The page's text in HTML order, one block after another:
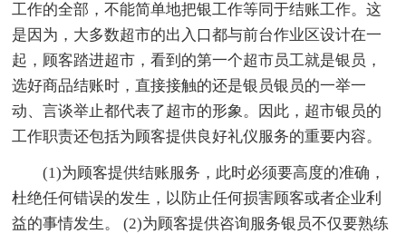
工作的全部，不能简单地把银工作等同于结账工作。这
是因为，大多数超市的出入口都与前台作业区设计在一
起，顾客踏进超市，看到的第一个超市员工就是银员，
选好商品结账时，直接接触的还是银员银员的一举一
动、言谈举止都代表了超市的形象。因此，超市银员的
工作职责还包括为顾客提供良好礼仪服务的重要内容。
(1)为顾客提供结账服务，此时必须要高度的准确，
杜绝任何错误的发生，以防止任何损害顾客或者企业利
益的事情发生。 (2)为顾客提供咨询服务银员不仅要熟练